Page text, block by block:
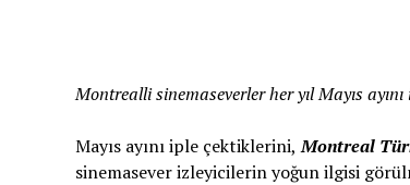
Montrealli sinemaseverler her yıl Mayıs
Mayıs ayını iple çektiklerini, Montreal
sinemasever izleyicilerin yoğun ilgisi